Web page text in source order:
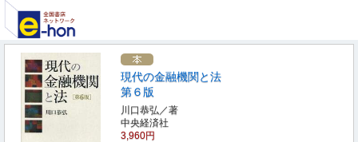
現代の金融機関と法
第６版
川口恭弘／著
中央経済社
3,960円